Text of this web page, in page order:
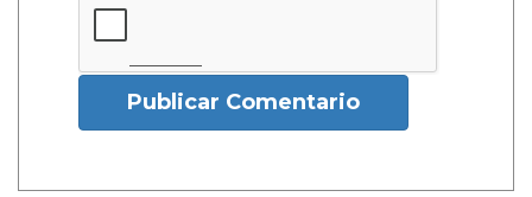
Publicar Comentario